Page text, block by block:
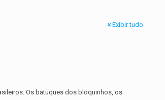
Exibir tudo
Os batuques dos bloquinhos, os